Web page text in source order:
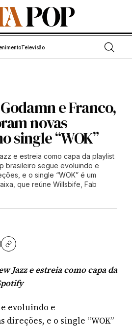
Televisão Abrir
e Franco,
novas
single “WOK”
e estreia como capa da playlist
brasileiro segue evoluindo e
e o single “WOK” é um
que reúne Willsbife, Fab
Jazz e estreia como capa da
evoluindo e
direções, e o single “WOK”